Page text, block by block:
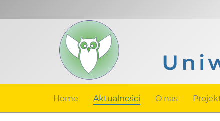
Home Aktualności O nas